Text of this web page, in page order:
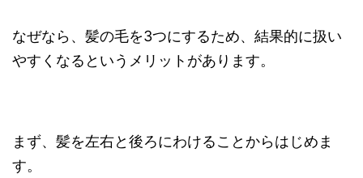
なぜなら、髪の毛を3つにするため、結果的に扱い
やすくなるというメリットがあります。
まず、髪を左右と後ろにわけることからはじめま
す。